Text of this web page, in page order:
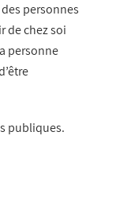
personnes
de chez soi
personne
publiques.